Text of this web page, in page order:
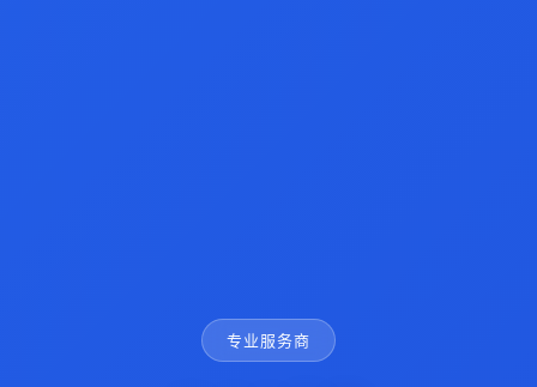
专业服务商